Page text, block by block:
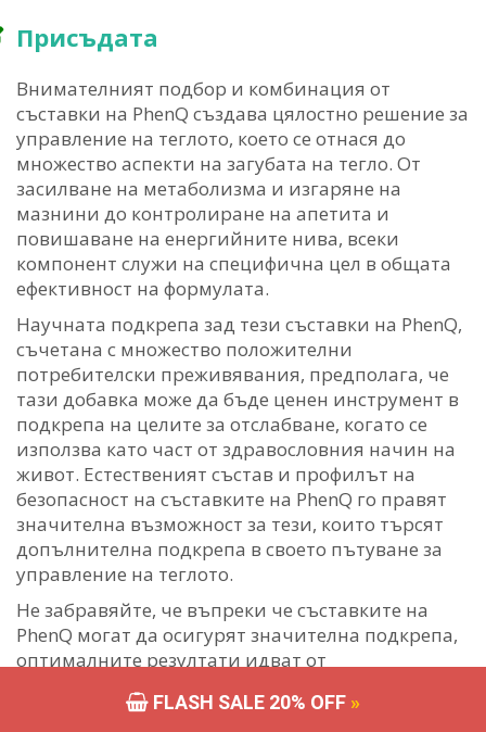
Присъдата
Внимателният подбор и комбинация от
съставки на PhenQ създава цялостно решение за
управление на теглото, което се отнася до
множество аспекти на загубата на тегло. От
засилване на метаболизма и изгаряне на
мазнини до контролиране на апетита и
повишаване на енергийните нива, всеки
компонент служи на специфична цел в общата
ефективност на формулата.
Научната подкрепа зад тези съставки на PhenQ,
съчетана с множество положителни
потребителски преживявания, предполага, че
тази добавка може да бъде ценен инструмент в
подкрепа на целите за отслабване, когато се
използва като част от здравословния начин на
живот. Естественият състав и профилът на
безопасност на съставките на PhenQ го правят
значителна възможност за тези, които търсят
допълнителна подкрепа в своето пътуване за
управление на теглото.
Не забравяйте, че въпреки че съставките на
PhenQ могат да осигурят значителна подкрепа,
оптималните резултати идват от
и редовна физическа активност. Както при
FLASH SALE 20% OFF »